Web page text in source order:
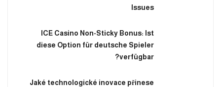
Issues
ICE Casino Non-Sticky Bonus: Ist
diese Option für deutsche Spieler
verfügbar?
Jaké technologické inovace přinese